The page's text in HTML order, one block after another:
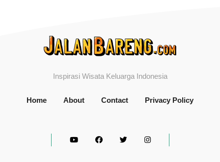
Inspirasi Wisata Keluarga Indonesia
Home About Contact Privacy Policy